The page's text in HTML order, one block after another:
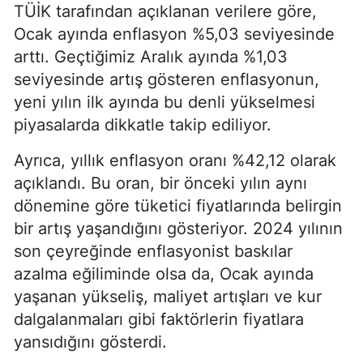
TÜİK tarafından açıklanan verilere göre,
Ocak ayında enflasyon %5,03 seviyesinde
arttı. Geçtiğimiz Aralık ayında %1,03
seviyesinde artış gösteren enflasyonun,
yeni yılın ilk ayında bu denli yükselmesi
piyasalarda dikkatle takip ediliyor.
Ayrıca, yıllık enflasyon oranı %42,12 olarak
açıklandı. Bu oran, bir önceki yılın aynı
dönemine göre tüketici fiyatlarında belirgin
bir artış yaşandığını gösteriyor. 2024 yılının
son çeyreğinde enflasyonist baskılar
azalma eğiliminde olsa da, Ocak ayında
yaşanan yükseliş, maliyet artışları ve kur
dalgalanmaları gibi faktörlerin fiyatlara
yansıdığını gösterdi.